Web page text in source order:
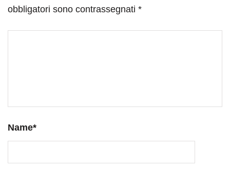
obbligatori sono contrassegnati *
Name*